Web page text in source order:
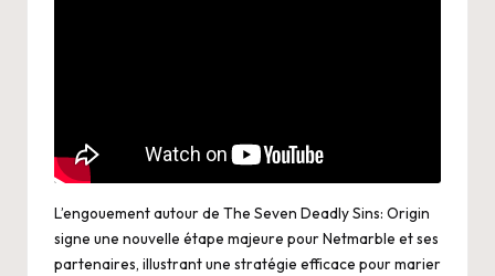
L’engouement autour de The Seven Deadly Sins: Origin
signe une nouvelle étape majeure pour Netmarble et ses
partenaires, illustrant une stratégie efficace pour marier